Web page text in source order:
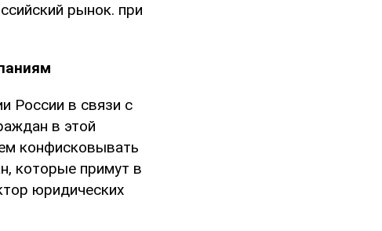
рынок. при
России в связи с
в этой
конфисковывать
которые примут в
юридических